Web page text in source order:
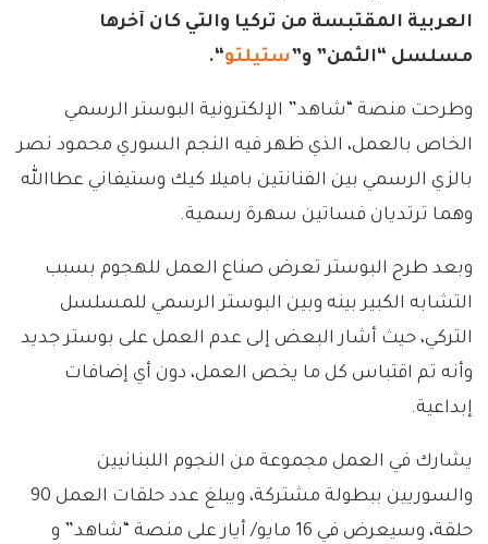
العربية المقتبسة من تركيا والتي كان آخرها
مسلسل “الثمن” و”ستيلتو“.
وطرحت منصة “شاهد” الإلكترونية البوستر الرسمي
الخاص بالعمل، الذي ظهر فيه النجم السوري محمود نصر
بالزي الرسمي بين الفنانتين باميلا كيك وستيفاني عطاالله
وهما ترتديان فساتين سهرة رسمية.
وبعد طرح البوستر تعرض صناع العمل للهجوم بسبب
التشابه الكبير بينه وبين البوستر الرسمي للمسلسل
التركي، حيث أشار البعض إلى عدم العمل على بوستر جديد
وأنه تم اقتباس كل ما يخص العمل، دون أي إضافات
إبداعية.
يشارك في العمل مجموعة من النجوم اللبنانيين
والسوريين ببطولة مشتركة، ويبلغ عدد حلقات العمل 90
حلقة، وسيعرض في 16 مايو/ أيار على منصة “شاهد” و